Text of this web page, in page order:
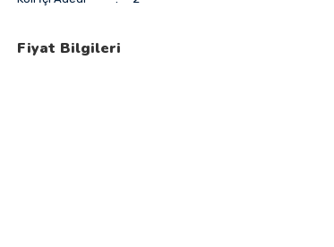
Fiyat Bilgileri